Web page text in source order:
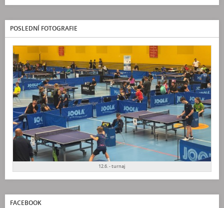
POSLEDNÍ FOTOGRAFIE
12.6. - turnaj
FACEBOOK